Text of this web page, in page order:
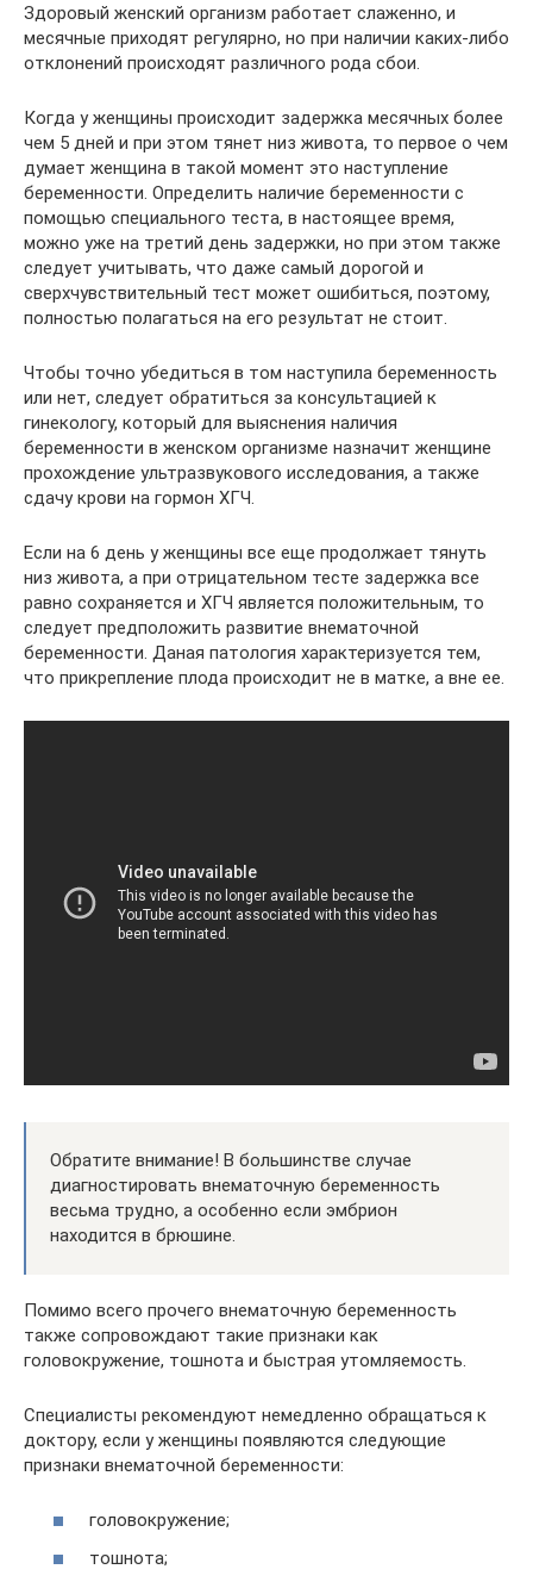
Здоровый женский организм работает слаженно, и
месячные приходят регулярно, но при наличии каких-либо
отклонений происходят различного рода сбои.
Когда у женщины происходит задержка месячных более
чем 5 дней и при этом тянет низ живота, то первое о чем
думает женщина в такой момент это наступление
беременности. Определить наличие беременности с
помощью специального теста, в настоящее время,
можно уже на третий день задержки, но при этом также
следует учитывать, что даже самый дорогой и
сверхчувствительный тест может ошибиться, поэтому,
полностью полагаться на его результат не стоит.
Чтобы точно убедиться в том наступила беременность
или нет, следует обратиться за консультацией к
гинекологу, который для выяснения наличия
беременности в женском организме назначит женщине
прохождение ультразвукового исследования, а также
сдачу крови на гормон ХГЧ.
Если на 6 день у женщины все еще продолжает тянуть
низ живота, а при отрицательном тесте задержка все
равно сохраняется и ХГЧ является положительным, то
следует предположить развитие внематочной
беременности. Даная патология характеризуется тем,
что прикрепление плода происходит не в матке, а вне ее.
Обратите внимание! В большинстве случае
диагностировать внематочную беременность
весьма трудно, а особенно если эмбрион
находится в брюшине.
Помимо всего прочего внематочную беременность
также сопровождают такие признаки как
головокружение, тошнота и быстрая утомляемость.
Специалисты рекомендуют немедленно обращаться к
доктору, если у женщины появляются следующие
признаки внематочной беременности:
головокружение;
тошнота;